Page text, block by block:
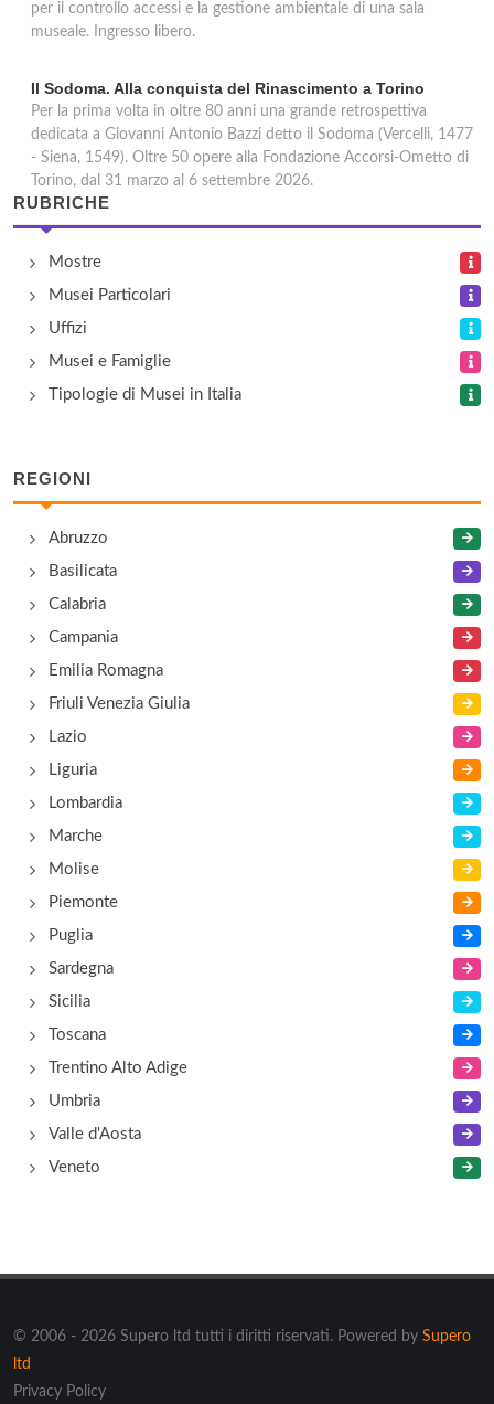
per il controllo accessi e la gestione ambientale di una sala
museale. Ingresso libero.
Il Sodoma. Alla conquista del Rinascimento a Torino
Per la prima volta in oltre 80 anni una grande retrospettiva
dedicata a Giovanni Antonio Bazzi detto il Sodoma (Vercelli, 1477
- Siena, 1549). Oltre 50 opere alla Fondazione Accorsi-Ometto di
Torino, dal 31 marzo al 6 settembre 2026.
RUBRICHE
Mostre
Musei Particolari
Uffizi
Musei e Famiglie
Tipologie di Musei in Italia
REGIONI
Abruzzo
Basilicata
Calabria
Campania
Emilia Romagna
Friuli Venezia Giulia
Lazio
Liguria
Lombardia
Marche
Molise
Piemonte
Puglia
Sardegna
Sicilia
Toscana
Trentino Alto Adige
Umbria
Valle d'Aosta
Veneto
© 2006 - 2026 Supero ltd tutti i diritti riservati. Powered by Supero
ltd
Privacy Policy